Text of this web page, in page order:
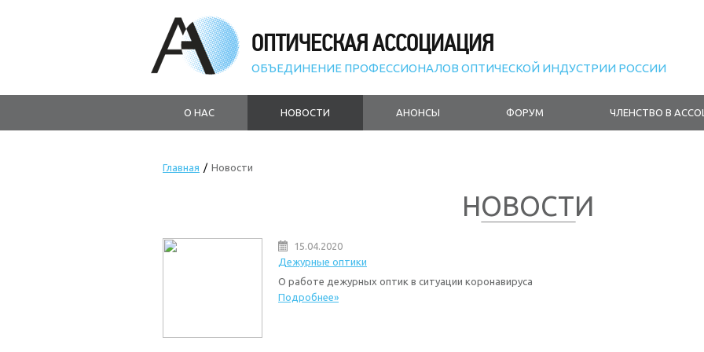
ОПТИЧЕСКАЯ АССОЦИАЦИЯ
ОБЪЕДИНЕНИЕ ПРОФЕССИОНАЛОВ ОПТИЧЕСКОЙ ИНДУСТРИИ РОССИИ
О НАС НОВОСТИ АНОНСЫ ФОРУМ ЧЛЕНСТВО В
Главная / Новости
НОВОСТИ
15.04.2020
Дежурные оптики
О работе дежурных оптик в ситуации коронавируса
Подробнее»